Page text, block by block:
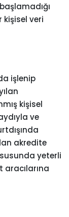
kişisel veri
işlenip
kişisel
ve
akredite
yeterli